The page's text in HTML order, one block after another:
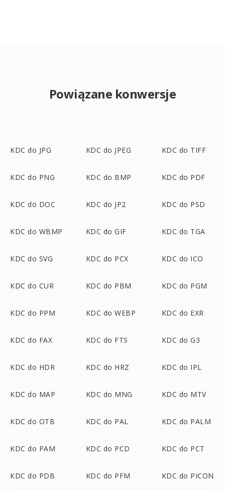
Powiązane konwersje
KDC do JPG KDC do JPEG KDC do TIFF
KDC do PNG KDC do BMP KDC do PDF
KDC do DOC KDC do JP2 KDC do PSD
KDC do WBMP KDC do GIF KDC do TGA
KDC do SVG KDC do PCX KDC do ICO
KDC do CUR KDC do PBM KDC do PGM
KDC do PPM KDC do WEBP KDC do EXR
KDC do FAX KDC do FTS KDC do G3
KDC do HDR KDC do HRZ KDC do IPL
KDC do MAP KDC do MNG KDC do MTV
KDC do OTB KDC do PAL KDC do PALM
KDC do PAM KDC do PCD KDC do PCT
KDC do PDB KDC do PFM KDC do PICON